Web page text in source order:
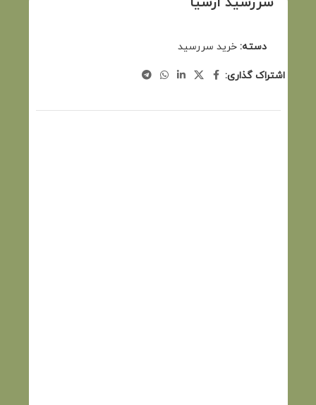
دسته: خرید سررسید
اشتراک گذاری: